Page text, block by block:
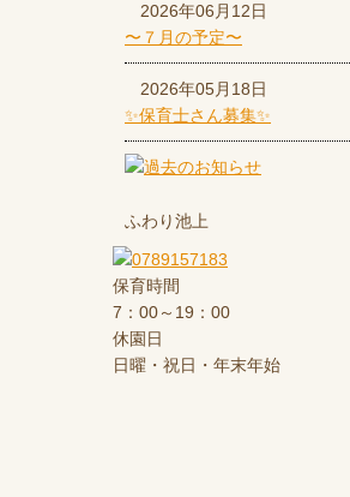
2026年06月12日
〜７月の予定〜
2026年05月18日
✨保育士さん募集✨
ふわり池上
保育時間
7：00～19：00
休園日
日曜・祝日・年末年始